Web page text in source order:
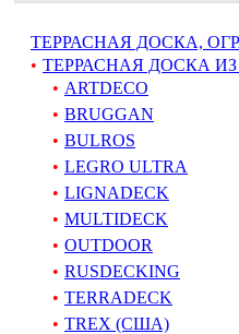
ТЕРРАСНАЯ ДОСКА,
ТЕРРАСНАЯ ДОСКА
ARTDECO
BRUGGAN
BULROS
LEGRO ULTRA
LIGNADECK
MULTIDECK
OUTDOOR
RUSDECKING
TERRADECK
TREX (США)